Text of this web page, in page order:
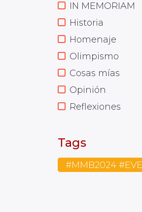
IN MEMORIAM
Historia
Homenaje
Olimpismo
Cosas mías
Opinión
Reflexiones
Tags
#MMB2024